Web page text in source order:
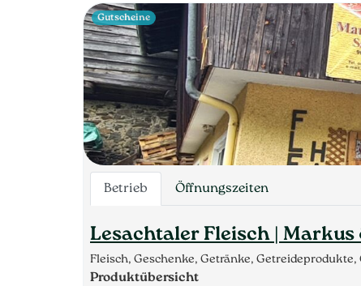
Betrieb Öffnungszeiten
Lesachtaler Fleisch | Markus
Fleisch, Geschenke, Getränke,
Produktübersicht
Gutscheine